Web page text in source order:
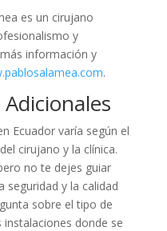
es un cirujano
y
información y
.
Ecuador varía según el
cirujano y la clínica.
no te dejes guiar
seguridad y la calidad
sobre el tipo de
instalaciones donde se